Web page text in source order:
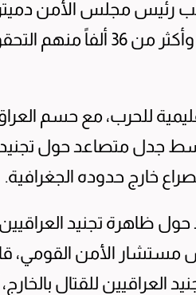
عقودهم مع وزارة الدفاع،
للحرب، مع حسم
جدل متصاعد حول تجنيد
خارج حدوده الجغرافية.
ظاهرة تجنيد
مستشار الأمن القومي،
العراقيين للقتال